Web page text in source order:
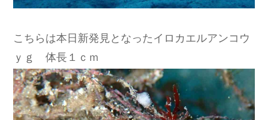
こちらは本日新発見となったイロカエルアンコウ
ｙｇ 体長１ｃｍ